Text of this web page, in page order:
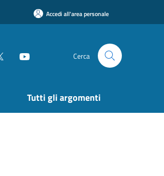
Accedi all'area personale
Cerca
Tutti gli argomenti